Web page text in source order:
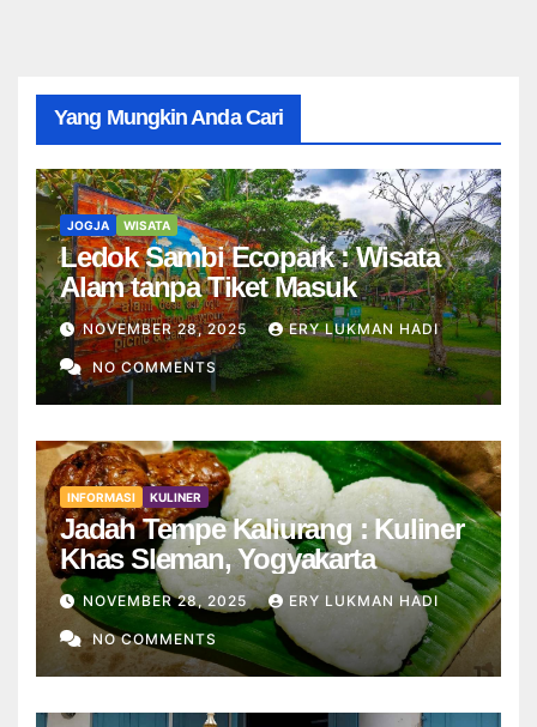
Yang Mungkin Anda Cari
JOGJA WISATA
Ledok Sambi Ecopark : Wisata
Alam tanpa Tiket Masuk
NOVEMBER 28, 2025 ERY LUKMAN HADI
NO COMMENTS
INFORMASI KULINER
Jadah Tempe Kaliurang : Kuliner
Khas Sleman, Yogyakarta
NOVEMBER 28, 2025 ERY LUKMAN HADI
NO COMMENTS